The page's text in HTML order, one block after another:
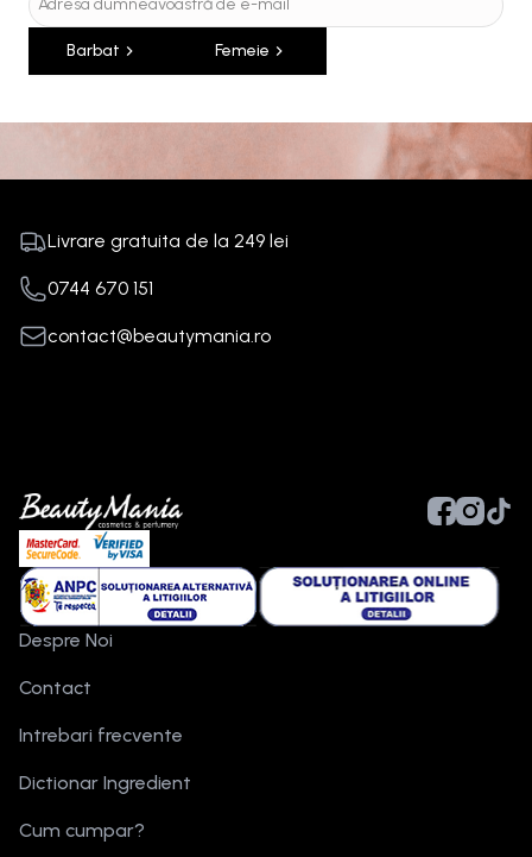
Barbat Femeie
Livrare gratuita de la 249 lei
0744 670 151
contact@beautymania.ro
Despre Noi
Contact
Intrebari frecvente
Dictionar Ingredient
Cum cumpar?